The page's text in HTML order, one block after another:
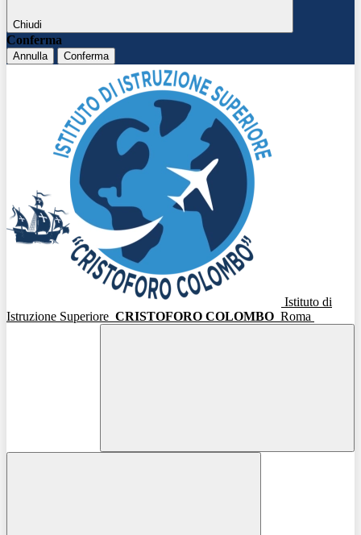
Chiudi
Conferma
Annulla Conferma
Istituto di
Istruzione Superiore CRISTOFORO COLOMBO Roma